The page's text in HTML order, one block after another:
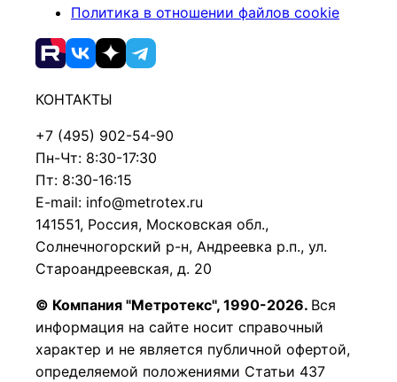
Политика в отношении файлов cookie
КОНТАКТЫ
+7 (495) 902-54-90
Пн-Чт: 8:30-17:30
Пт: 8:30-16:15
E-mail: info@metrotex.ru
141551, Россия, Московская обл.,
Солнечногорский р-н, Андреевка р.п., ул.
Староандреевская, д. 20
© Компания "Метротекс", 1990-2026. Вся
информация на сайте носит справочный
характер и не является публичной офертой,
определяемой положениями Статьи 437